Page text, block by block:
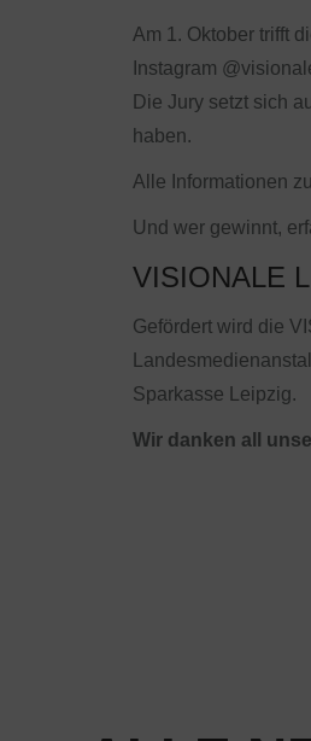
Am 1. Oktober trifft
Instagram
Die Jury setzt sich
haben.
Alle Informationen
Und wer gewinnt,
VISIONALE
Gefördert wird die
Sparkasse Leipzig.
Wir danken all